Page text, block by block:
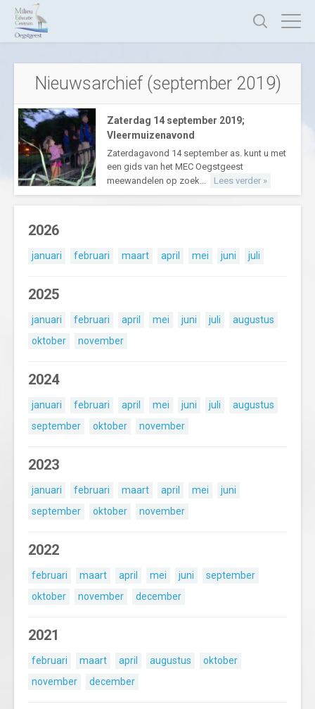
Nieuwsarchief (september 2019)
Zaterdag 14 september 2019;
Vleermuizenavond
Zaterdagavond 14 september as. kunt u met
een gids van het MEC Oegstgeest
meewandelen op zoek...
Lees verder »
2026
januari februari maart april mei juni juli
2025
januari februari april mei juni juli
augustus
oktober
november
2024
januari februari april mei juni juli
augustus
september
oktober november
2023
januari februari maart april mei
juni
september
oktober november
2022
februari maart april mei juni
september
oktober
november december
2021
februari maart april augustus
oktober
november
december